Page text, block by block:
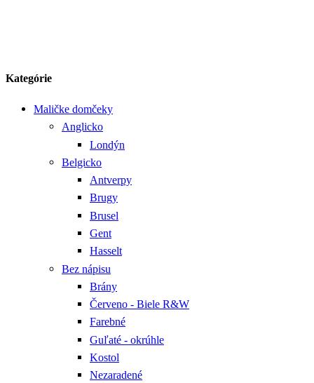
Kategórie
Maličke domčeky
Anglicko
Londýn
Belgicko
Antverpy
Brugy
Brusel
Gent
Hasselt
Bez nápisu
Brány
Červeno - Biele R&W
Farebné
Guľaté - okrúhle
Kostol
Nezaradené